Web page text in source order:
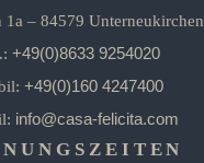
1a – 84579 Unterneukirchen
+49(0)8633 9254020
+49(0)160 4247400
info@casa-felicita.com